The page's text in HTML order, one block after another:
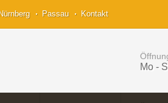
Nürnberg Passau Kontakt
Mo -